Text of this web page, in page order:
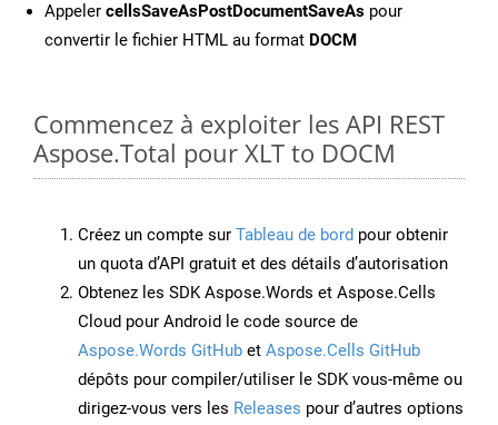
Appeler cellsSaveAsPostDocumentSaveAs pour
convertir le fichier HTML au format DOCM
Commencez à exploiter les API REST
Aspose.Total pour XLT to DOCM
Créez un compte sur Tableau de bord pour obtenir
un quota d’API gratuit et des détails d’autorisation
Obtenez les SDK Aspose.Words et Aspose.Cells
Cloud pour Android le code source de
Aspose.Words GitHub et Aspose.Cells GitHub
dépôts pour compiler/utiliser le SDK vous-même ou
dirigez-vous vers les Releases pour d’autres options